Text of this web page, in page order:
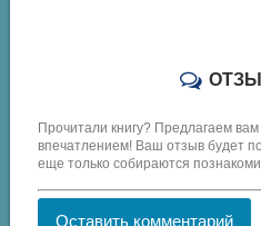
Прочитали книгу? Предлагаем
впечатлением! Ваш отзыв будет
еще только собираются
Оставить комментарий